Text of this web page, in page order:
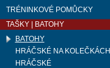
TRÉNINKOVÉ POMŮCKY
TAŠKY | BATOHY
BATOHY
HRÁČSKÉ NA KOLEČKÁCH
HRÁČSKÉ